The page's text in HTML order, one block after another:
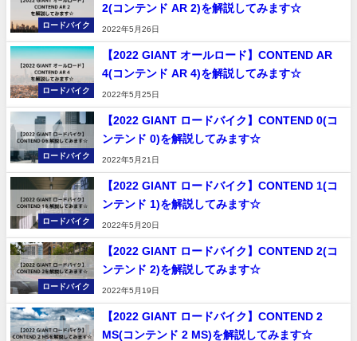
ロードバイク
2(コンテンド AR 2)を解説してみます☆
2022年5月26日
ロードバイク
【2022 GIANT オールロード】CONTEND AR
4(コンテンド AR 4)を解説してみます☆
2022年5月25日
ロードバイク
【2022 GIANT ロードバイク】CONTEND 0(コ
ンテンド 0)を解説してみます☆
2022年5月21日
ロードバイク
【2022 GIANT ロードバイク】CONTEND 1(コ
ンテンド 1)を解説してみます☆
2022年5月20日
ロードバイク
【2022 GIANT ロードバイク】CONTEND 2(コ
ンテンド 2)を解説してみます☆
2022年5月19日
【2022 GIANT ロードバイク】CONTEND 2
MS(コンテンド 2 MS)を解説してみます☆